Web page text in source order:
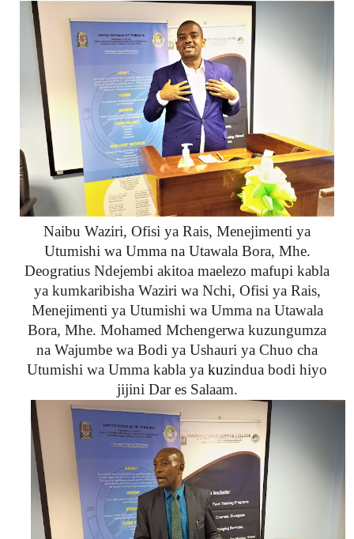
Naibu Waziri, Ofisi ya Rais, Menejimenti ya
Utumishi wa Umma na Utawala Bora, Mhe.
Deogratius Ndejembi akitoa maelezo mafupi kabla
ya kumkaribisha Waziri wa Nchi, Ofisi ya Rais,
Menejimenti ya Utumishi wa Umma na Utawala
Bora, Mhe. Mohamed Mchengerwa kuzungumza
na Wajumbe wa Bodi ya Ushauri ya Chuo cha
Utumishi wa Umma kabla ya kuzindua bodi hiyo
jijini Dar es Salaam.